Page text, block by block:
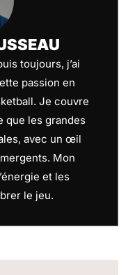
toujours, j’ai
passion en
Je couvre
que les grandes
avec un œil
Mon
et les
le jeu.